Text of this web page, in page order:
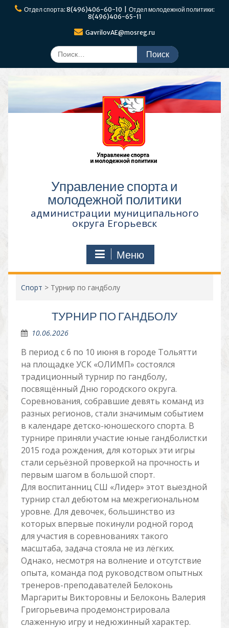
ПерейтиОтдел спорта: 8(496)406-60-10 | Отдел молодежной политики:
8(496)406-65-11
GavrilovAE@mosreg.ru
Поиск
по:
Управление спорта и
молодежной политики
администрации муниципального
округа Егорьевск
Меню
Спорт > Турнир по гандболу
ТУРНИР ПО ГАНДБОЛУ
10.06.2026
В период с 6 по 10 июня в городе Тольятти
на площадке УСК «ОЛИМП» состоялся
традиционный турнир по гандболу,
посвящённый Дню городского округа.
Соревнования, собравшие девять команд из
разных регионов, стали значимым событием
в календаре детско-юношеского спорта. В
турнире приняли участие юные гандболистки
2015 года рождения, для которых эти игры
стали серьёзной проверкой на прочность и
первым шагом в большой спорт.
Для воспитанниц СШ «Лидер» этот выездной
турнир стал дебютом на межрегиональном
уровне. Для девочек, большинство из
которых впервые покинули родной город
для участия в соревнованиях такого
масштаба, задача стояла не из лёгких.
Однако, несмотря на волнение и отсутствие
опыта, команда под руководством опытных
тренеров-преподавателей Белоконь
Маргариты Викторовны и Белоконь Валерия
Григорьевича продемонстрировала
слаженную игру и недюжинный характер.